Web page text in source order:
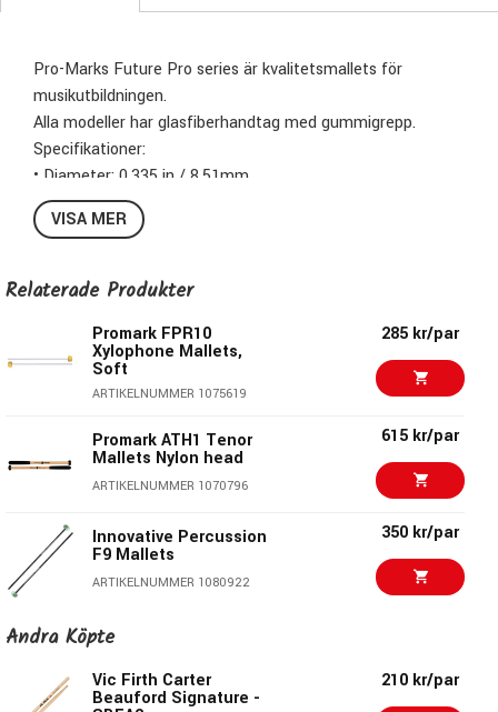
Pro-Marks Future Pro series är kvalitetsmallets för
musikutbildningen.
Alla modeller har glasfiberhandtag med gummigrepp.
Specifikationer:
• Diameter: 0.335 in / 8.51mm.
• Length: 14-3/8 in / 36.51 cm.
• Handle Material: Fiberglass.
• Articulation: Medium.
VISA MER
Relaterade Produkter
Promark FPR10
Xylophone Mallets,
Soft
ARTIKELNUMMER 1075619
285 kr/par
Promark ATH1 Tenor
Mallets Nylon head
ARTIKELNUMMER 1070796
615 kr/par
Innovative Percussion
F9 Mallets
ARTIKELNUMMER 1080922
350 kr/par
Hayman KL-06 Mallets
ARTIKELNUMMER 1066933
Andra Köpte
Vic Firth Carter
Beauford Signature -
210 kr/par